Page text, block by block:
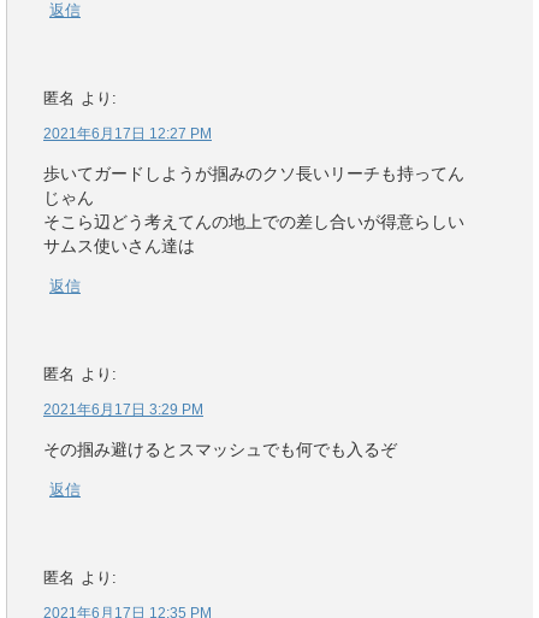
返信
匿名 より:
2021年6月17日 12:27 PM
歩いてガードしようが掴みのクソ長いリーチも持ってん
じゃん
そこら辺どう考えてんの地上での差し合いが得意らしい
サムス使いさん達は
返信
匿名 より:
2021年6月17日 3:29 PM
その掴み避けるとスマッシュでも何でも入るぞ
返信
匿名 より:
2021年6月17日 12:35 PM